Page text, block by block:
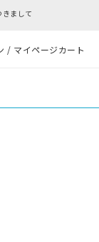
して
/ マイページカート